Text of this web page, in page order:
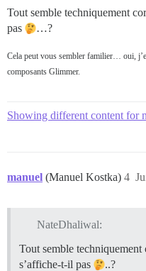
get
if
      return true;
  }
        return true;
    }
return
  }
const hideMobile =
const subCat =
Tout semble techniquement
pas
…?
Cela peut vous sembler familier… oui,
composants Glimmer.
Showing different content for
manuel (Manuel Kostka) 4
NateDhaliwal:
Tout semble
s’affiche-t-il pas
..?